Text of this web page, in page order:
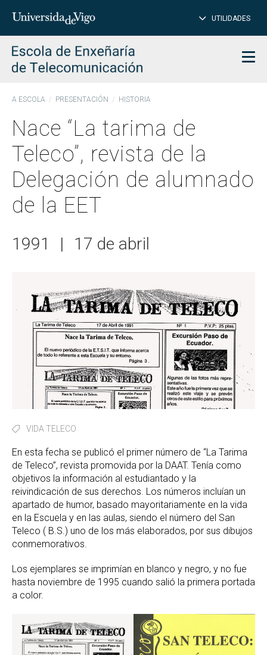
Insertar
para
buscar
UTILIDADES
A ESCOLA PRESENTACIÓN HISTORIA
Nace “La tarima de
Teleco”, revista de la
Delegación de alumnado
de la EET
1991 | 17 de abril
VIDA TELECO
En esta fecha se publicó el primer número de “La Tarima
de Teleco”, revista promovida por la DAAT. Tenía como
objetivos la información al estudiantado y la
reivindicación de sus derechos. Los números incluían un
apartado de humor, basado mayoritariamente en la vida
en la Escuela y en las aulas, siendo el número del San
Teleco ( B.S.) uno de los más elaborados, por sus dibujos
conmemorativos.
Los ejemplares se imprimían en blanco y negro, y no fue
hasta noviembre de 1995 cuando salió la primera portada
a color.